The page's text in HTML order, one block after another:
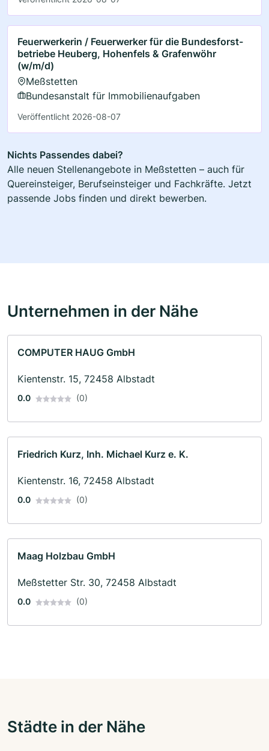
Feuerwerkerin / Feuerwerker für die Bundesforst­
betriebe Heuberg, Hohenfels & Grafenwöhr
(w/m/d)
Meßstetten
Bundesanstalt für Immobilienaufgaben
Veröffentlicht 2026-08-07
Nichts Passendes dabei?
Alle neuen Stellenangebote in Meßstetten – auch für
Quereinsteiger, Berufseinsteiger und Fachkräfte. Jetzt
passende Jobs finden und direkt bewerben.
Unternehmen in der Nähe
COMPUTER HAUG GmbH
Kientenstr. 15, 72458 Albstadt
0.0 (0)
Friedrich Kurz, Inh. Michael Kurz e. K.
Kientenstr. 16, 72458 Albstadt
0.0 (0)
Maag Holzbau GmbH
Meßstetter Str. 30, 72458 Albstadt
0.0 (0)
Städte in der Nähe